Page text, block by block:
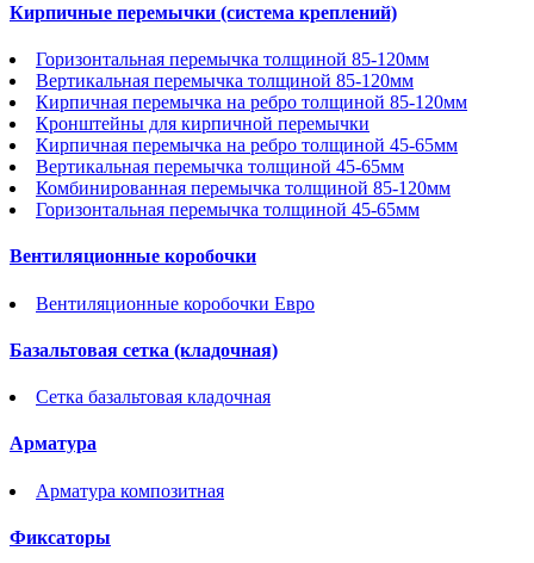
Кирпичные перемычки (система креплений)
Горизонтальная перемычка толщиной 85-120мм
Вертикальная перемычка толщиной 85-120мм
Кирпичная перемычка на ребро толщиной 85-120мм
Кронштейны для кирпичной перемычки
Кирпичная перемычка на ребро толщиной 45-65мм
Вертикальная перемычка толщиной 45-65мм
Комбинированная перемычка толщиной 85-120мм
Горизонтальная перемычка толщиной 45-65мм
Вентиляционные коробочки
Вентиляционные коробочки Евро
Базальтовая сетка (кладочная)
Сетка базальтовая кладочная
Арматура
Арматура композитная
Фиксаторы